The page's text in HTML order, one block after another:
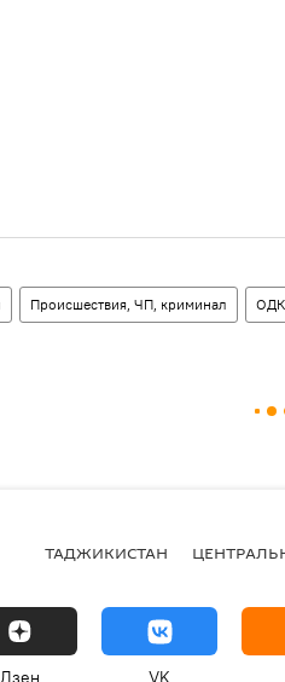
Происшествия, ЧП, криминал
ТАДЖИКИСТАН
Дзен VK